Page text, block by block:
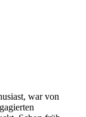
war von